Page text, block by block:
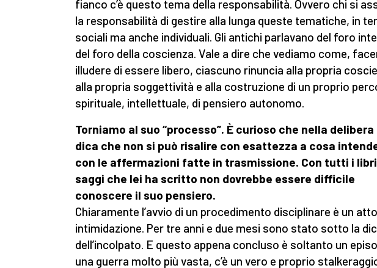
fianco c’è questo tema della responsabilità. Ovvero chi si
la responsabilità di gestire alla lunga queste tematiche, in
sociali ma anche individuali. Gli antichi parlavano del foro
del foro della coscienza. Vale a dire che vediamo come,
illudere di essere libero, ciascuno rinuncia alla propria
alla propria soggettività e alla costruzione di un proprio
spirituale, intellettuale, di pensiero autonomo.
Torniamo al suo “processo”. È curioso che nella delibera
dica che non si può risalire con esattezza a cosa
con le affermazioni fatte in trasmissione. Con tutti i
saggi che lei ha scritto non dovrebbe essere difficile
conoscere il suo pensiero.
Chiaramente l’avvio di un procedimento disciplinare è un
intimidazione. Per tre anni e due mesi sono stato sotto la
dell’incolpato. E questo appena concluso è soltanto un
una guerra molto più vasta, c’è un vero e proprio